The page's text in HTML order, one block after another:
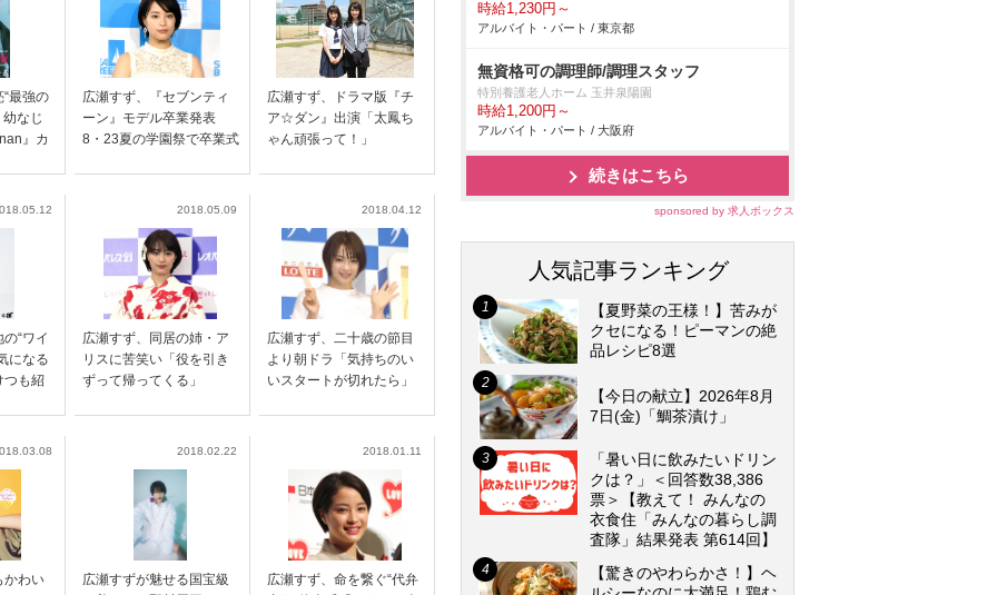
最強の
なじ
』カ
広瀬すず、『セブンティ
ーン』モデル卒業発表
8・23夏の学園祭で卒業式
広瀬すず、ドラマ版『チ
ア☆ダン』出演「太鳳ち
ゃん頑張って！」
“ワイ
になる
つも紹
2018.05.09
広瀬すず、同居の姉・ア
リスに苦笑い「役を引き
ずって帰ってくる」
2018.04.12
広瀬すず、二十歳の節目
より朝ドラ「気持ちのい
いスタートが切れたら」
かわい
2018.02.22
広瀬すずが魅せる国宝級
2018.01.11
広瀬すず、命を繋ぐ“代弁
時給1,230円～
アルバイト・パート / 東京都
無資格可の調理師/調理スタッフ
特別養護老人ホーム 玉井泉陽園
時給1,200円～
アルバイト・パート / 大阪府
続きはこちら
sponsored by 求人ボックス
人気記事ランキング
【夏野菜の王様！】苦みが
クセになる！ピーマンの絶
品レシピ8選
【今日の献立】2026年8月
7日(金)「鯛茶漬け」
「暑い日に飲みたいドリン
クは？」＜回答数38,386
票＞【教えて！ みんなの
衣食住「みんなの暮らし調
査隊」結果発表 第614回】
【驚きのやわらかさ！】ヘ